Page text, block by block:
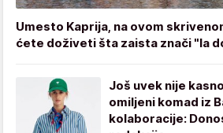
Umesto Kaprija, na ovom
ćete doživeti šta zaista znači "la
Još uvek nije
omiljeni komad iz
kolaboracije: